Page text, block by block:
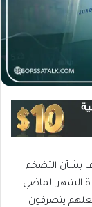
بشأن التضخم
الشهر الماضي،
يتصرفون